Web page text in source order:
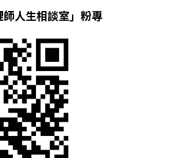
人生相談室」粉專